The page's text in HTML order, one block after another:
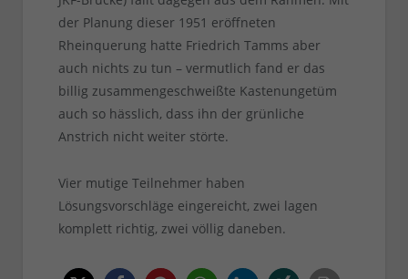
der Planung dieser 1951 eröffneten
Rheinquerung hatte Friedrich Tamms aber
auch nichts zu tun – vermutlich fand er das
billig zusammengeschweißte Kastenungetüm
auch so hässlich, dass ihn der grünliche
Anstrich nicht weiter störte.
Vier mutige Teilnehmer haben
Lösungsvorschläge eingereicht, zwei lagen
komplett richtig, zwei völlig daneben.